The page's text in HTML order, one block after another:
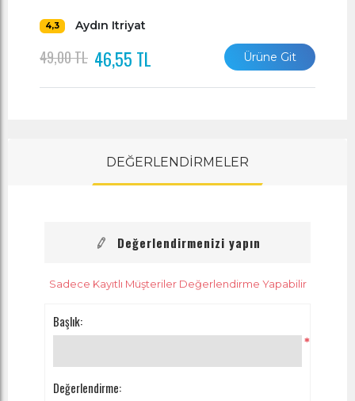
4,3 Aydın Itriyat
49,00 TL 46,55 TL Ürüne Git
DEĞERLENDİRMELER
Değerlendirmenizi yapın
Sadece Kayıtlı Müşteriler Değerlendirme Yapabilir
Başlık:
*
Değerlendirme: